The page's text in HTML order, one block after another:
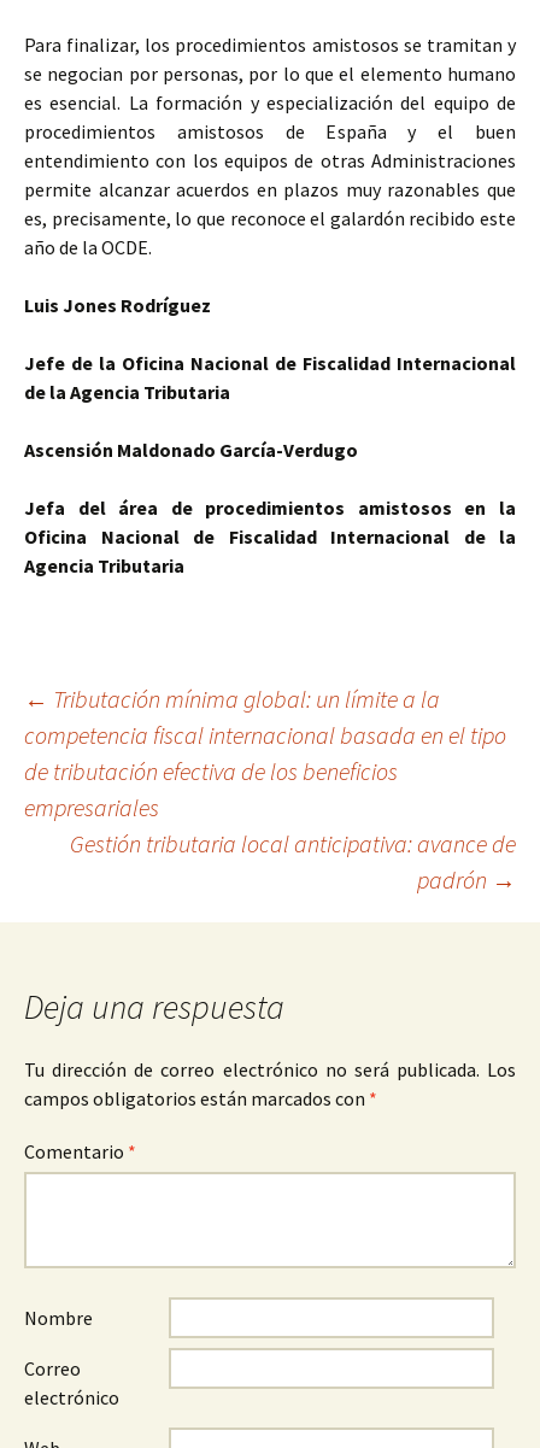
Para finalizar, los procedimientos amistosos se tramitan y
se negocian por personas, por lo que el elemento humano
es esencial. La formación y especialización del equipo de
procedimientos amistosos de España y el buen
entendimiento con los equipos de otras Administraciones
permite alcanzar acuerdos en plazos muy razonables que
es, precisamente, lo que reconoce el galardón recibido este
año de la OCDE.
Luis Jones Rodríguez
Jefe de la Oficina Nacional de Fiscalidad Internacional
de la Agencia Tributaria
Ascensión Maldonado García-Verdugo
Jefa del área de procedimientos amistosos en la
Oficina Nacional de Fiscalidad Internacional
de la
Agencia Tributaria
Navegación
de
entradas
← Tributación mínima global: un límite a la
competencia fiscal internacional basada en el tipo
de tributación efectiva de los beneficios
empresariales
Gestión tributaria local anticipativa: avance de
padrón →
Deja una respuesta
Tu dirección de correo electrónico no será publicada. Los
campos obligatorios están marcados con *
Comentario *
Nombre
Correo
electrónico